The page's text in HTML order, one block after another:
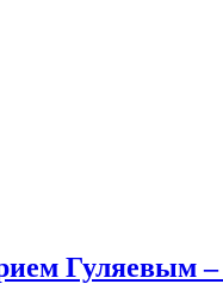
Гуляевым